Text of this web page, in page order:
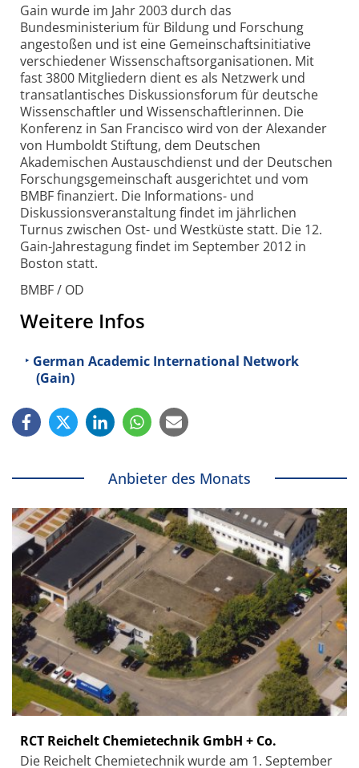
Gain wurde im Jahr 2003 durch das
Bundesministerium für Bildung und Forschung
angestoßen und ist eine Gemeinschaftsinitiative
verschiedener Wissenschaftsorganisationen. Mit
fast 3800 Mitgliedern dient es als Netzwerk und
transatlantisches Diskussionsforum für deutsche
Wissenschaftler und Wissenschaftlerinnen. Die
Konferenz in San Francisco wird von der Alexander
von Humboldt Stiftung, dem Deutschen
Akademischen Austauschdienst und der Deutschen
Forschungsgemeinschaft ausgerichtet und vom
BMBF finanziert. Die Informations- und
Diskussionsveranstaltung findet im jährlichen
Turnus zwischen Ost- und Westküste statt. Die 12.
Gain-Jahrestagung findet im September 2012 in
Boston statt.
BMBF / OD
Weitere Infos
German Academic International Network
(Gain)
Anbieter des Monats
RCT Reichelt Chemietechnik GmbH + Co.
Die Reichelt Chemietechnik wurde am 1. September